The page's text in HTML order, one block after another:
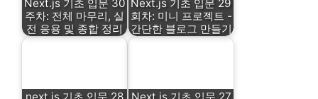
Next.js 기초 입문 30
주차: 전체 마무리, 실
전 응용 및 종합 정리
Next.js 기초 입문 29
회차: 미니 프로젝트 -
간단한 블로그 만들기
next.js 기초 입문 28
Next.js 기초 입문 27